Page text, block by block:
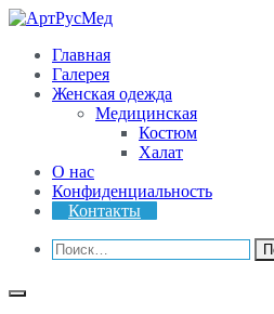
АртРусМед
Производство одежды "АртРусМед"
Главная
Галерея
Женская одежда
Медицинская
Костюм
Халат
О нас
Конфиденциальность
Контакты